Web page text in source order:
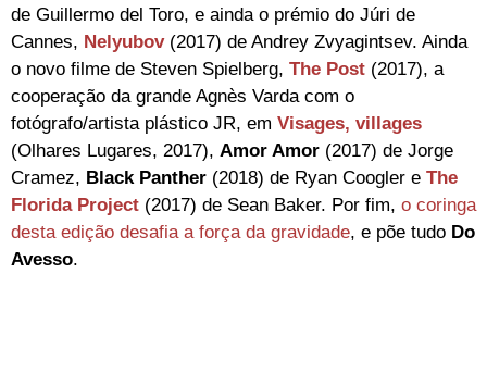
de Guillermo del Toro, e ainda o prémio do Júri de
Cannes, Nelyubov(2017) de Andrey Zvyagintsev. Ainda
o novo filme de Steven Spielberg, The Post (2017), a
cooperação da grande Agnès Varda com o
fotógrafo/artista plástico JR, em Visages, villages
(Olhares Lugares, 2017), Amor Amor (2017) de Jorge
Cramez, Black Panther (2018) de Ryan Coogler e The
Florida Project (2017) de Sean Baker. Por fim, o coringa
desta edição desafia a força da gravidade, e põe tudo Do
Avesso.